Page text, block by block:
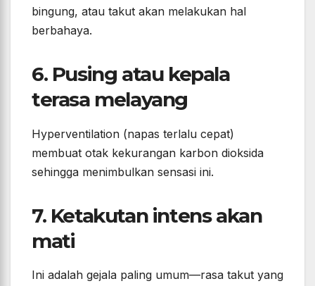
bingung, atau takut akan melakukan hal
berbahaya.
6. Pusing atau kepala
terasa melayang
Hyperventilation (napas terlalu cepat)
membuat otak kekurangan karbon dioksida
sehingga menimbulkan sensasi ini.
7. Ketakutan intens akan
mati
Ini adalah gejala paling umum—rasa takut yang